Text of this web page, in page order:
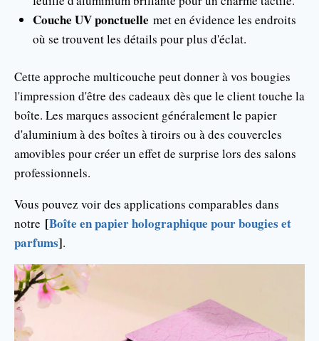
Couche UV ponctuelle met en évidence les endroits
où se trouvent les détails pour plus d'éclat.
Cette approche multicouche peut donner à vos bougies
l'impression d'être des cadeaux dès que le client touche la
boîte. Les marques associent généralement le papier
d'aluminium à des boîtes à tiroirs ou à des couvercles
amovibles pour créer un effet de surprise lors des salons
professionnels.
Vous pouvez voir des applications comparables dans
notre [Boîte en papier holographique pour bougies et
parfums].